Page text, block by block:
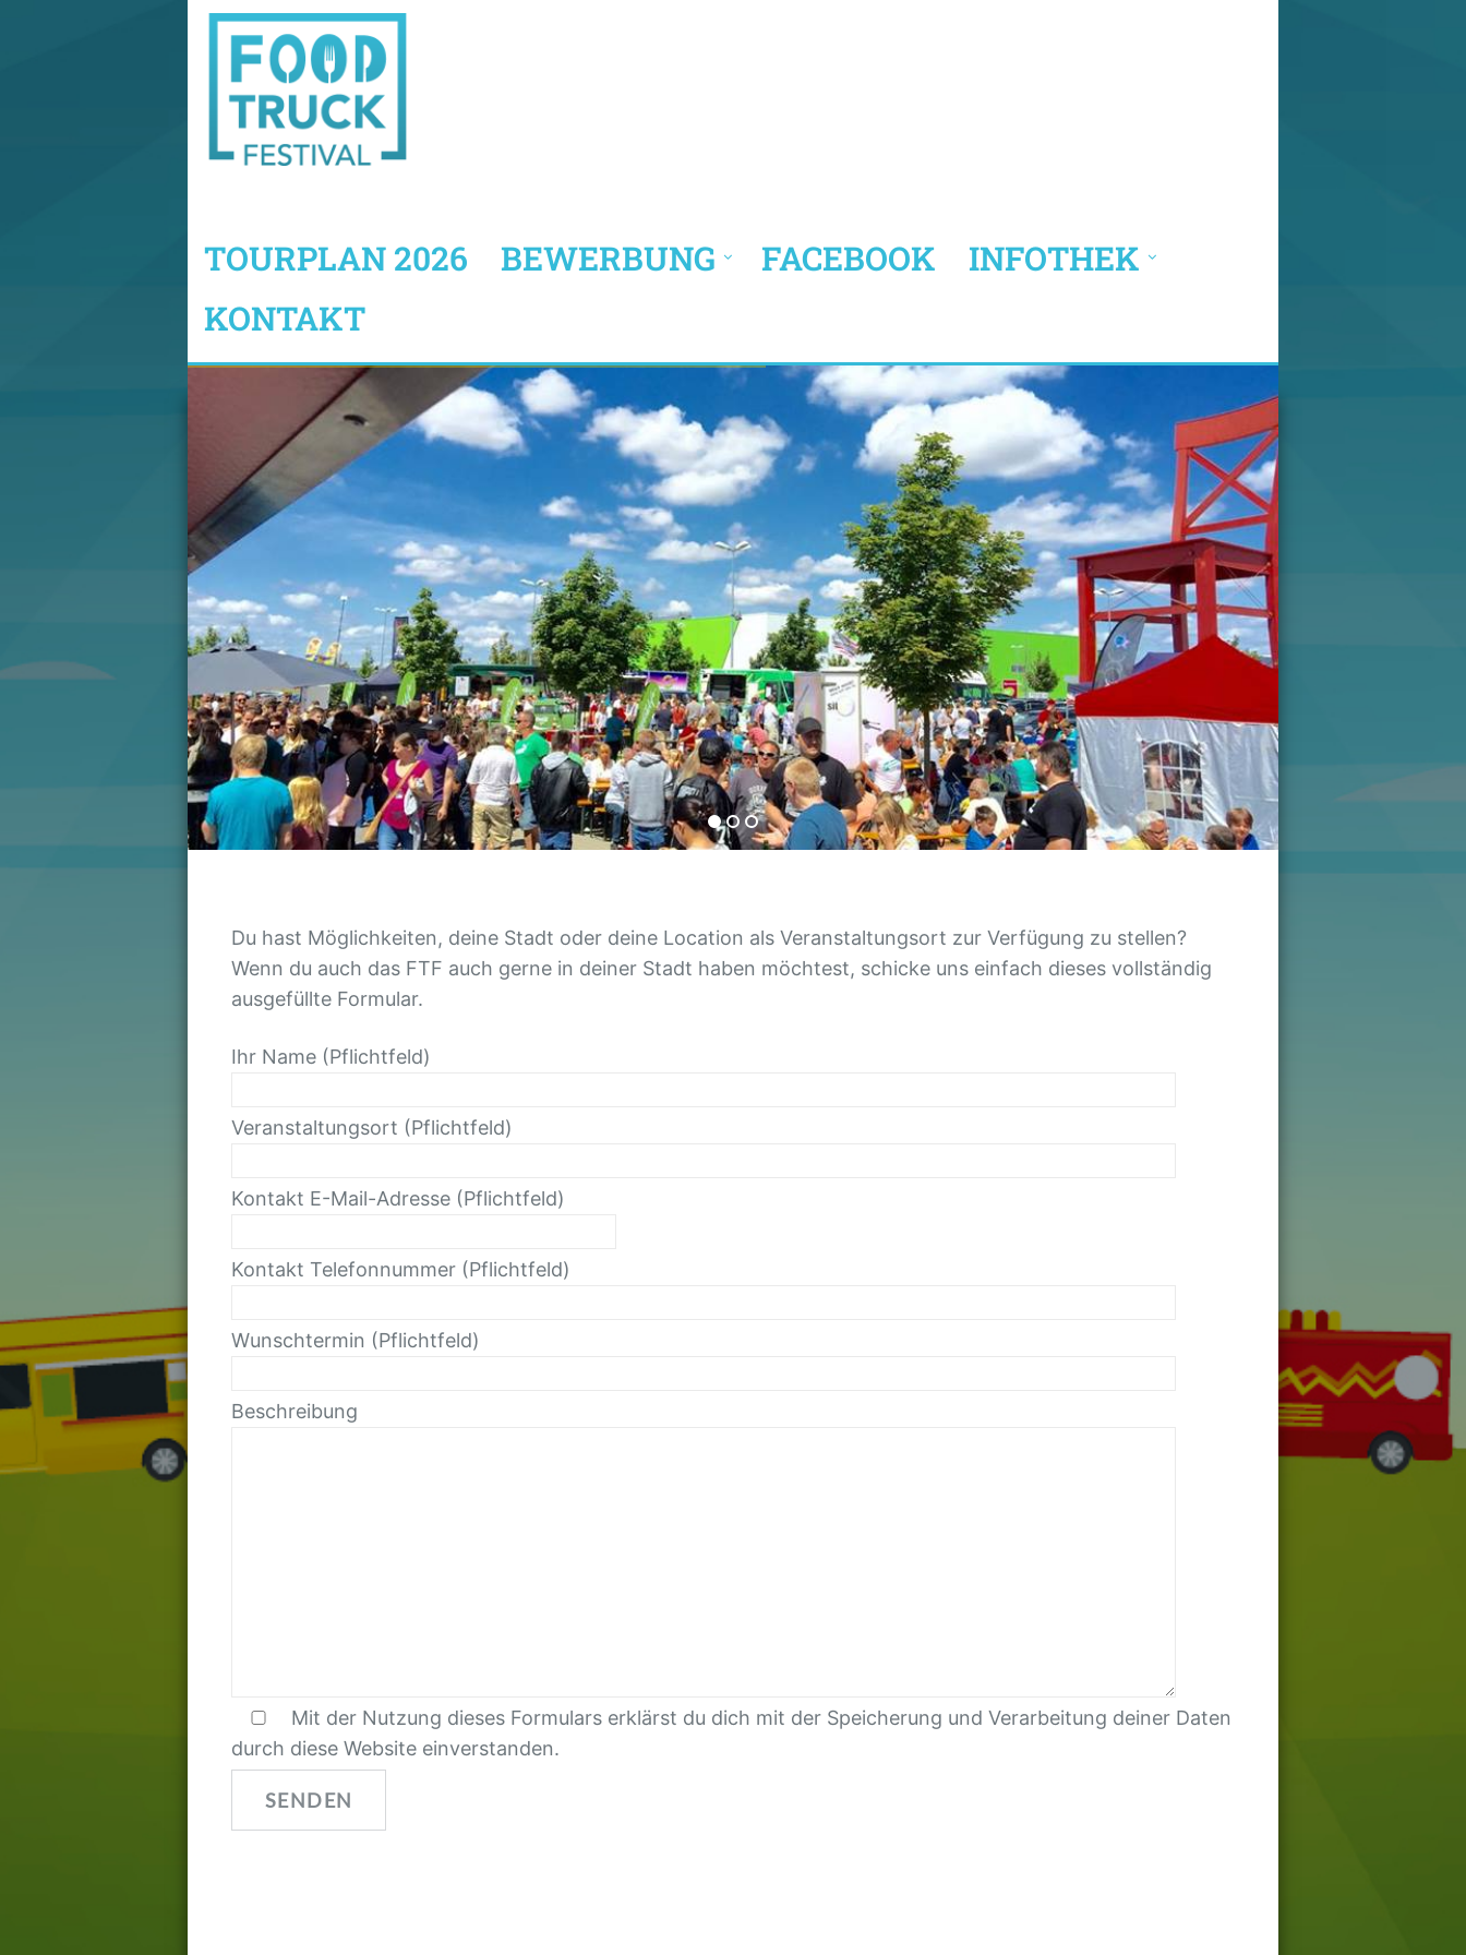
TOURPLAN 2026 BEWERBUNG FACEBOOK
INFOTHEK
KONTAKT
Du hast Möglichkeiten, deine Stadt oder deine Location als Veranstaltungsort zur Verfügung zu stellen?
Wenn du auch das FTF auch gerne in deiner Stadt haben möchtest, schicke uns einfach dieses vollständig
ausgefüllte Formular.
Ihr Name (Pflichtfeld)
Veranstaltungsort (Pflichtfeld)
Kontakt E-Mail-Adresse (Pflichtfeld)
Kontakt Telefonnummer (Pflichtfeld)
Wunschtermin (Pflichtfeld)
Beschreibung
Mit der Nutzung dieses Formulars erklärst du dich mit der Speicherung und Verarbeitung deiner Daten
durch diese Website einverstanden.